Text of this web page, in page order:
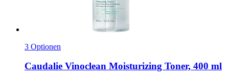
3 Optionen
Caudalie Vinoclean Moisturizing Toner, 400 ml